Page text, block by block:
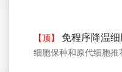
【顶】 免程序降温细